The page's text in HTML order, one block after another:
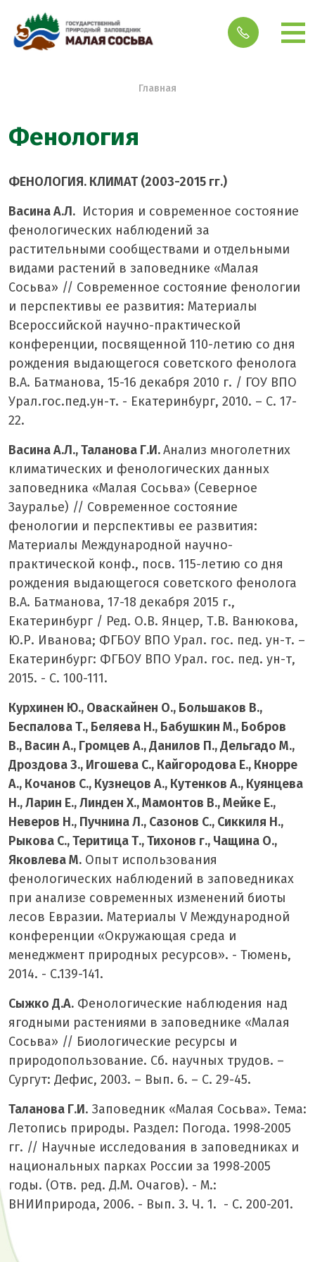
Строка навигацииГлавная
Фенология
ФЕНОЛОГИЯ. КЛИМАТ (2003-2015 гг.)
Васина А.Л. История и современное состояние
фенологических наблюдений за
растительными сообществами и отдельными
видами растений в заповеднике «Малая
Сосьва» // Современное состояние фенологии
и перспективы ее развития: Материалы
Всероссийской научно-практической
конференции, посвященной 110-летию со дня
рождения выдающегося советского фенолога
В.А. Батманова, 15-16 декабря 2010 г. / ГОУ ВПО
Урал.гос.пед.ун-т. - Екатеринбург, 2010. – С. 17-
22.
Васина А.Л., Таланова Г.И.Анализ многолетних
климатических и фенологических данных
заповедника «Малая Сосьва» (Северное
Зауралье) // Современное состояние
фенологии и перспективы ее развития:
Материалы Международной научно-
практической конф., посв. 115-летию со дня
рождения выдающегося советского фенолога
В.А. Батманова, 17-18 декабря 2015 г.,
Екатеринбург / Ред. О.В. Янцер, Т.В. Ванюкова,
Ю.Р. Иванова; ФГБОУ ВПО Урал. гос. пед. ун-т. –
Екатеринбург: ФГБОУ ВПО Урал. гос. пед. ун-т,
2015. - С. 100-111.
Курхинен Ю., Оваскайнен О., Большаков В.,
Беспалова Т., Беляева Н., Бабушкин М., Бобров
В., Васин А., Громцев А., Данилов П., Дельгадо М.,
Дроздова З., Игошева С., Кайгородова Е., Кнорре
А., Кочанов С., Кузнецов А., Кутенков А., Куянцева
Н., Ларин Е., Линден Х., Мамонтов В., Мейке Е.,
Неверов Н., Пучнина Л., Сазонов С., Сиккиля Н.,
Рыкова С., Теритица Т., Тихонов г., Чащина О.,
Яковлева М. Опыт использования
фенологических наблюдений в заповедниках
при анализе современных изменений биоты
лесов Евразии. Материалы V Международной
конференции «Окружающая среда и
менеджмент природных ресурсов». - Тюмень,
2014. - С.139-141.
Сыжко Д.А. Фенологические наблюдения над
ягодными растениями в заповеднике «Малая
Сосьва» // Биологические ресурсы и
природопользование. Сб. научных трудов. –
Сургут: Дефис, 2003. – Вып. 6. – С. 29-45.
Таланова Г.И. Заповедник «Малая Сосьва». Тема:
Летопись природы. Раздел: Погода. 1998-2005
гг. // Научные исследования в заповедниках и
национальных парках России за 1998-2005
годы. (Отв. ред. Д.М. Очагов). - М.:
ВНИИприрода, 2006. - Вып. 3. Ч. 1. - С. 200-201.